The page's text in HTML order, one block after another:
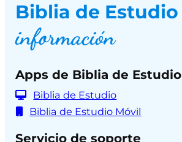
Biblia de Estudio
información
Apps de Biblia de Estudio
Biblia de Estudio
Biblia de Estudio Móvil
Servicio de soporte